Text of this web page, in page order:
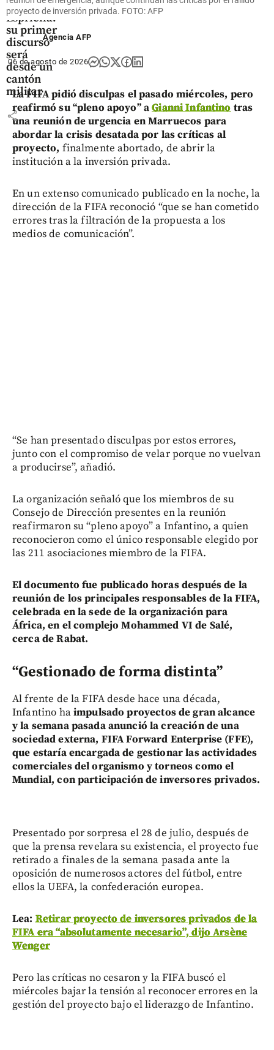
de De la
Espriella:
su primer
discurso
será
desde un
cantón
militar
share
proyecto de inversión privada. FOTO: AFP
Agencia AFP
06 de agosto de 2026
La FIFA pidió disculpas el pasado miércoles, pero
reafirmó su “pleno apoyo” aGianni Infantino tras
una reunión de urgencia en Marruecos para
abordar la crisis desatada por las críticas al
proyecto, finalmente abortado, de abrir la
institución a la inversión privada.
En un extenso comunicado publicado en la noche, la
dirección de la FIFA reconoció “que se han cometido
errores tras la filtración de la propuesta a los
medios de comunicación”.
“Se han presentado disculpas por estos errores,
junto con el compromiso de velar porque no vuelvan
a producirse”, añadió.
La organización señaló que los miembros de su
Consejo de Dirección presentes en la reunión
reafirmaron su “pleno apoyo” a Infantino, a quien
reconocieron como el único responsable elegido por
las 211 asociaciones miembro de la FIFA.
El documento fue publicado horas después de la
reunión de los principales responsables de la FIFA,
celebrada en la sede de la organización para
África, en el complejo Mohammed VI de Salé,
cerca de Rabat.
“Gestionado de forma distinta”
Al frente de la FIFA desde hace una década,
Infantino haimpulsado proyectos de gran alcance
y la semana pasada anunció la creación de una
sociedad externa, FIFA Forward Enterprise (FFE),
que estaría encargada de gestionar las actividades
comerciales del organismo y torneos como el
Mundial, con participación de inversores privados.
Presentado por sorpresa el 28 de julio, después de
que la prensa revelara su existencia, el proyecto fue
retirado a finales de la semana pasada ante la
oposición de numerosos actores del fútbol, entre
ellos la UEFA, la confederación europea.
Lea: Retirar proyecto de inversores privados de la
FIFA era “absolutamente necesario”, dijo Arsène
Wenger
Pero las críticas no cesaron y la FIFA buscó el
miércoles bajar la tensión al reconocer errores en la
gestión del proyecto bajo el liderazgo de Infantino.